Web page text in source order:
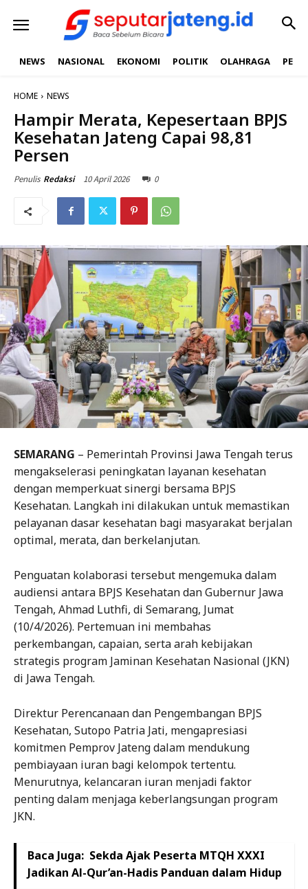
NEWS NASIONAL EKONOMI POLITIK OLAHRAGA
HOME NEWS
Hampir Merata, Kepesertaan BPJS
Kesehatan Jateng Capai 98,81
Persen
Penulis Redaksi 10 April 2026 0
SEMARANG – Pemerintah Provinsi Jawa Tengah terus
mengakselerasi peningkatan layanan kesehatan
dengan memperkuat sinergi bersama BPJS
Kesehatan. Langkah ini dilakukan untuk memastikan
pelayanan dasar kesehatan bagi masyarakat berjalan
optimal, merata, dan berkelanjutan.
Penguatan kolaborasi tersebut mengemuka dalam
audiensi antara BPJS Kesehatan dan Gubernur Jawa
Tengah, Ahmad Luthfi, di Semarang, Jumat
(10/4/2026). Pertemuan ini membahas
perkembangan, capaian, serta arah kebijakan
strategis program Jaminan Kesehatan Nasional (JKN)
di Jawa Tengah.
Direktur Perencanaan dan Pengembangan BPJS
Kesehatan, Sutopo Patria Jati, mengapresiasi
komitmen Pemprov Jateng dalam mendukung
pembiayaan iuran bagi kelompok tertentu.
Menurutnya, kelancaran iuran menjadi faktor
penting dalam menjaga keberlangsungan program
JKN.
Baca Juga: Sekda Ajak Peserta MTQH XXXI
Jadikan Al-Qur’an-Hadis Panduan dalam Hidup